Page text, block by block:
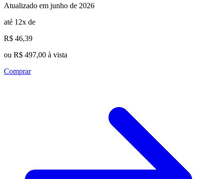
Atualizado em junho de 2026
até 12x de
R$ 46,39
ou R$ 497,00 à vista
Comprar